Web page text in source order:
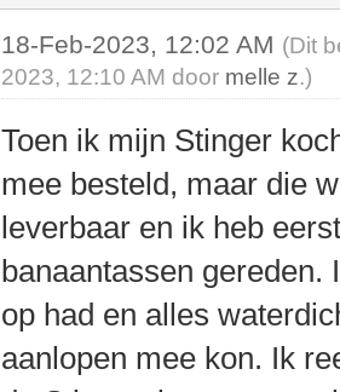
18-Feb-2023, 12:02 AM (Dit
2023, 12:10 AM door melle z.)
Toen ik mijn Stinger
mee besteld, maar die
leverbaar en ik heb
banaantassen gereden.
op had en alles
aanlopen mee kon. Ik